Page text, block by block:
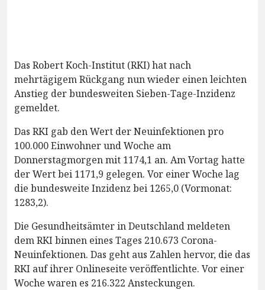
Das Robert Koch-Institut (RKI) hat nach
mehrtägigem Rückgang nun wieder einen leichten
Anstieg der bundesweiten Sieben-Tage-Inzidenz
gemeldet.
Das RKI gab den Wert der Neuinfektionen pro
100.000 Einwohner und Woche am
Donnerstagmorgen mit 1174,1 an. Am Vortag hatte
der Wert bei 1171,9 gelegen. Vor einer Woche lag
die bundesweite Inzidenz bei 1265,0 (Vormonat:
1283,2).
Die Gesundheitsämter in Deutschland meldeten
dem RKI binnen eines Tages 210.673 Corona-
Neuinfektionen. Das geht aus Zahlen hervor, die das
RKI auf ihrer Onlineseite veröffentlichte. Vor einer
Woche waren es 216.322 Ansteckungen.